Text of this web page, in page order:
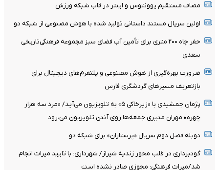
مصاف مستقیم یوونتوس و اینتر در قاب شبکه ورزش
اولین سریال مستند داستانی تولید شده با هوش مصنوعی از شبکه دو
حفر چاه ۲۰۰ متری برای تأمین آب فضای سبز مجموعه فرهنگی‌تاریخی
سعدی
ضرورت بهره‌گیری از هوش مصنوعی و پلتفرم‌های دیجیتال برای
بازتعریف مسیرهای گردشگری فارس
پژمان جمشیدی با «زیرخاکی ۵» به تلویزیون می‌آید/ «مرد سه هزار
چهره» مهران مدیری جمعه‌ها روی آنتن تلویزیون می‌،رود
دوبله فصل دوم سریال «پرستاران» برای شبکه دو
گودبرداری در قلب محور زندیه شیراز/ شهرداری: با تایید میراث انجام
شد/میراث فرهنگی: مجوزی صادر نشده است